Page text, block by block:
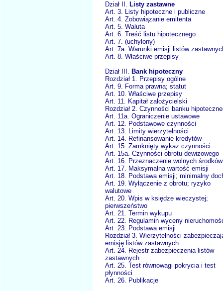
Dział II. Listy zastawne
Art. 3. Listy hipoteczne i publiczne
Art. 4. Zobowiązanie emitenta
Art. 5. Waluta
Art. 6. Treść listu hipotecznego
Art. 7. (uchylony)
Art. 7a. Warunki emisji listów
Art. 8. Właściwe przepisy
Dział III. Bank hipoteczny
Rozdział 1. Przepisy ogólne
Art. 9. Forma prawna; statut
Art. 10. Właściwe przepisy
Art. 11. Kapitał założycielski
Rozdział 2. Czynności banku
Art. 11a. Ograniczenie ustawowe
Art. 12. Podstawowe czynności
Art. 13. Limity wierzytelności
Art. 14. Refinansowanie kredytów
Art. 15. Zamknięty wykaz czynności
Art. 15a. Czynności obrotu dewizowego
Art. 16. Przeznaczenie wolnych środków
Art. 17. Maksymalna wartość emisji
Art. 18. Podstawa emisji; minimalny
Art. 19. Wyłączenie z obrotu; ryzyko
walutowe
Art. 20. Wpis w księdze wieczystej;
pierwszeństwo
Art. 21. Termin wykupu
Art. 22. Regulamin wyceny
Art. 23. Podstawa emisji
Rozdział 3. Wierzytelności
emisję listów zastawnych
Art. 24. Rejestr zabezpieczenia listów
zastawnych
Art. 25. Test równowagi pokrycia i test
płynności
Art. 26. Publikacje